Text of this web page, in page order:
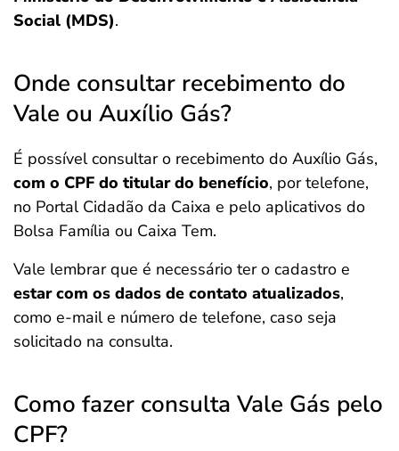
Social (MDS).
Onde consultar recebimento do
Vale ou Auxílio Gás?
É possível consultar o recebimento do Auxílio Gás,
com o CPF do titular do benefício, por telefone,
no Portal Cidadão da Caixa e pelo aplicativos do
Bolsa Família ou Caixa Tem.
Vale lembrar que é necessário ter o cadastro e
estar com os dados de contato atualizados,
como e-mail e número de telefone, caso seja
solicitado na consulta.
Como fazer consulta Vale Gás pelo
CPF?